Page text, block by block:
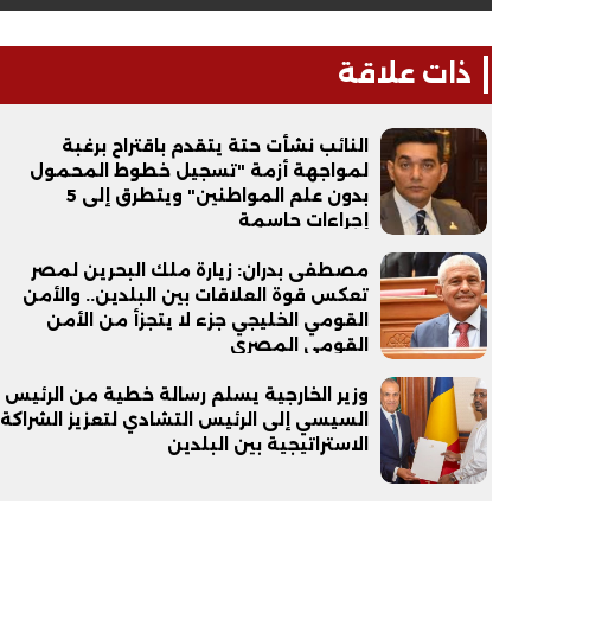
ذات علاقة
النائب نشأت حتة يتقدم باقتراح برغبة
لمواجهة أزمة "تسجيل خطوط المحمول
بدون علم المواطنين" ويتطرق إلى 5
إجراءات حاسمة
مصطفى بدران: زيارة ملك البحرين لمصر
تعكس قوة العلاقات بين البلدين.. والأمن
القومي الخليجي جزء لا يتجزأ من الأمن
القومي المصري
وزير الخارجية يسلم رسالة خطية من الرئيس
السيسي إلى الرئيس التشادي لتعزيز الشراكة
الاستراتيجية بين البلدين